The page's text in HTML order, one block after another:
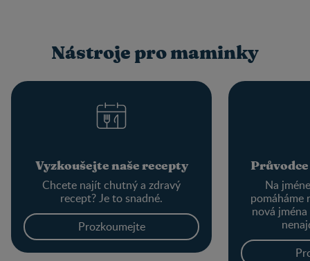
Nástroje pro maminky
Vyzkoušejte naše recepty
Chcete najít chutný a zdravý
recept? Je to snadné.
Prozkoumejte
Na
pomáháme
nová